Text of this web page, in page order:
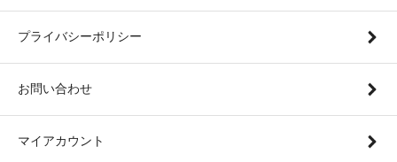
プライバシーポリシー
お問い合わせ
マイアカウント